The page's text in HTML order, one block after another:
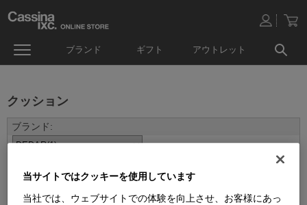
ブランド ギフト アウトレット
クッション
当サイトではクッキーを使用しています
当社では、ウェブサイトでの体験を向上させ、お客様にあっ